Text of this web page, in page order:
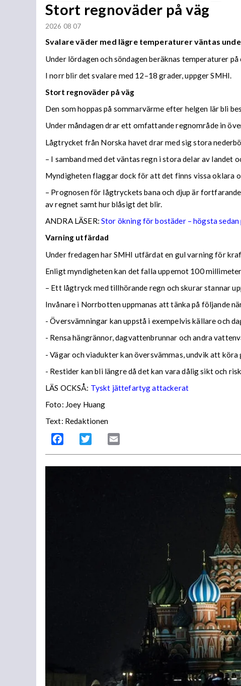
Stort regnoväder på väg
2026 08 07
Svalare väder med lägre temperaturer väntas
Under lördagen och söndagen beräknas temperaturer
I norr blir det svalare med 12–18 grader, uppger SMHI.
Stort regnoväder på väg
Den som hoppas på sommarvärme efter helgen lär bli
Under måndagen drar ett omfattande regnområde in
Lågtrycket från Norska havet drar med sig stora
– I samband med det väntas regn i stora delar av landet
Myndigheten flaggar dock för att det finns vissa oklara
– Prognosen för lågtryckets bana och djup är
av regnet samt hur blåsigt det blir.
ANDRA LÄSER: Stor ökning för bostäder – högsta sedan
Varning utfärdad
Under fredagen har SMHI utfärdat en gul varning för
Enligt myndigheten kan det falla uppemot 100
– Ett lågtryck med tillhörande regn och skurar stannar
Invånare i Norrbotten uppmanas att tänka på följande
- Översvämningar kan uppstå i exempelvis källare och
- Rensa hängrännor, dagvattenbrunnar och andra
- Vägar och viadukter kan översvämmas, undvik att
- Restider kan bli längre då det kan vara dålig sikt och
LÄS OCKSÅ: Tyskt jättefartyg attackerat
Foto: Joey Huang
Text: Redaktionen
Facebook Twitter